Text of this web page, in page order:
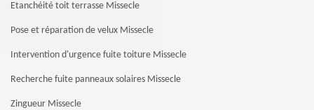
Etanchéité toit terrasse Missecle
Pose et réparation de velux Missecle
Intervention d'urgence fuite toiture Missecle
Recherche fuite panneaux solaires Missecle
Zingueur Missecle